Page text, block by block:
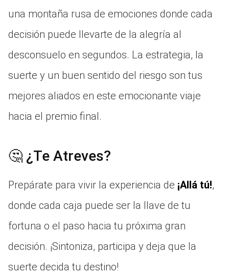
una montaña rusa de emociones donde cada
decisión puede llevarte de la alegría al
desconsuelo en segundos. La estrategia, la
suerte y un buen sentido del riesgo son tus
mejores aliados en este emocionante viaje
hacia el premio final.
🤔 ¿Te Atreves?
Prepárate para vivir la experiencia de ¡Allá tú!,
donde cada caja puede ser la llave de tu
fortuna o el paso hacia tu próxima gran
decisión. ¡Sintoniza, participa y deja que la
suerte decida tu destino!